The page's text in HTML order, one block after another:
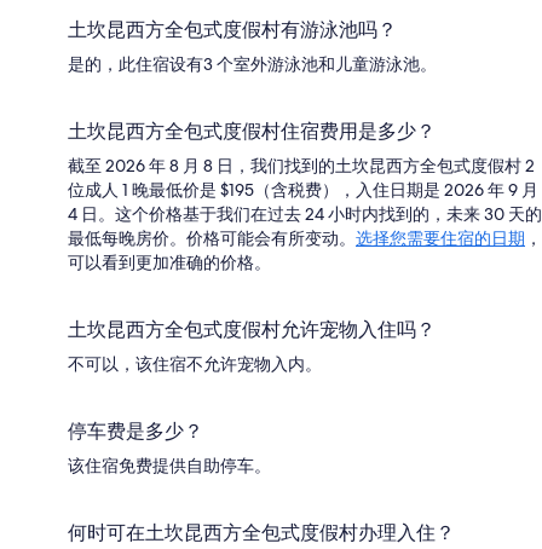
土坎昆西方全包式度假村有游泳池吗？
是的，此住宿设有3 个室外游泳池和儿童游泳池。
土坎昆西方全包式度假村住宿费用是多少？
截至 2026 年 8 月 8 日，我们找到的土坎昆西方全包式度假村 2
位成人 1 晚最低价是 $195（含税费），入住日期是 2026 年 9 月
4 日。这个价格基于我们在过去 24 小时内找到的，未来 30 天的
最低每晚房价。价格可能会有所变动。 选择您需要住宿的日期 ，
可以看到更加准确的价格。
土坎昆西方全包式度假村允许宠物入住吗？
不可以，该住宿不允许宠物入内。
停车费是多少？
该住宿免费提供自助停车。
何时可在土坎昆西方全包式度假村办理入住？